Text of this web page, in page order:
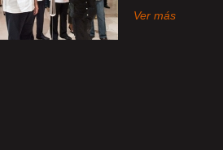
Ver más